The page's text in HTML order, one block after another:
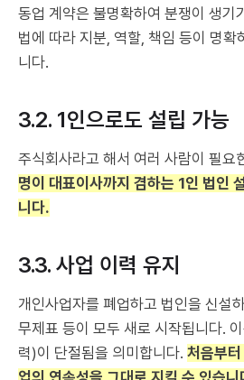
동업 계약은 불명확하여 분쟁이 생기
법에 따라 지분, 역할, 책임 등이 명확
니다.
3.2. 1인으로도 설립 가능
주식회사라고 해서 여러 사람이 필요
명이 대표이사까지 겸하는 1인 법인
니다.
3.3. 사업 이력 유지
개인사업자를 폐업하고 법인을 신설
무제표 등이 모두 새로 시작됩니다.
력)이 단절됨을 의미합니다. 처음부